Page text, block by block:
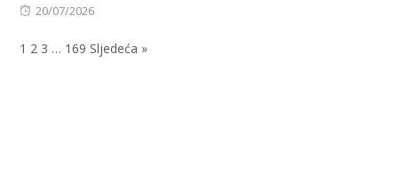
Posted
20/07/2026
1 2 3 … 169 Sljedeća »